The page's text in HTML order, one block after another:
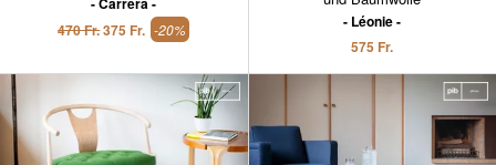
470 Fr.375 Fr. -20%
Léonie
575 Fr.